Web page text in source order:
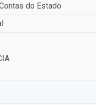
do Estado